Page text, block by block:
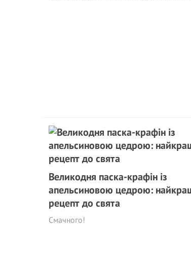
Великодня паска-крафін із
апельсиновою цедрою:
рецепт до свята
Смачного!